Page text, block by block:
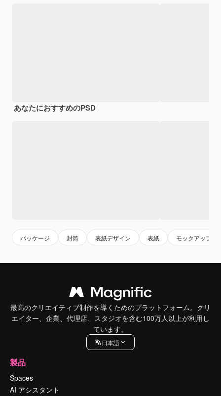
あなたにおすすめのPSD
パッケージ 封筒 表紙デザイン 表紙 モックアップ
最高のクリエイティブ制作を導くためのプラットフォーム。クリ
エイター、企業、代理店、スタジオを含む100万人以上が利用し
ています。
日本語
製品
Spaces
AI アシスタント